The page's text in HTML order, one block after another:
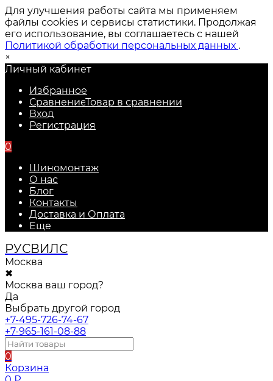
Для улучшения работы сайта мы применяем
файлы cookies и сервисы статистики. Продолжая
его использование, вы соглашаетесь с нашей
Политикой обработки персональных данных .
×
Личный кабинет
Избранное
СравнениеТовар в сравнении
Вход
Регистрация
0
Шиномонтаж
О нас
Блог
Контакты
Доставка и Оплата
Еще
РУСВИЛС
Москва
✖
Москва ваш город?
Да
Выбрать другой город
+7-495-726-74-67
+7-965-161-08-88
0
Корзина